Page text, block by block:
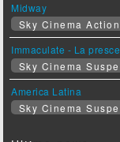
Midway
Sky Cinema
Immaculate - La
Sky Cinema
America Latina
Sky Cinema